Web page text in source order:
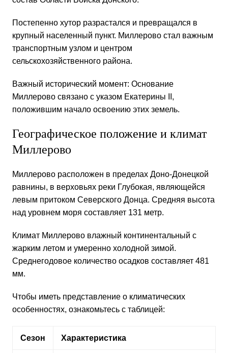
Постепенно хутор разрастался и превращался в
крупный населенный пункт. Миллерово стал важным
транспортным узлом и центром
сельскохозяйственного района.
Важный исторический момент: Основание
Миллерово связано с указом Екатерины II,
положившим начало освоению этих земель.
Географическое положение и климат
Миллерово
Миллерово расположен в пределах Доно-Донецкой
равнины, в верховьях реки Глубокая, являющейся
левым притоком Северского Донца. Средняя высота
над уровнем моря составляет 131 метр.
Климат Миллерововлажный континентальный с
жарким летом и умеренно холодной зимой.
Среднегодовое количество осадков составляет 481
мм.
Чтобы иметь представление о климатических
особенностях, ознакомьтесь с таблицей:
Сезон Характеристика